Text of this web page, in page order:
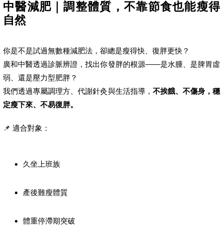
中醫減肥｜調整體質，不靠節食也能瘦得
自然
你是不是試過無數種減肥法，卻總是瘦得快、復胖更快？
廣和中醫透過診脈辨證，找出你發胖的根源——是水腫、是脾胃虛
弱、還是壓力型肥胖？
我們透過專屬調理方、代謝針灸與生活指導， 不挨餓、不傷身，穩
定瘦下來、不易復胖。
📌 適合對象：
久坐上班族
產後難瘦體質
體重停滯期突破